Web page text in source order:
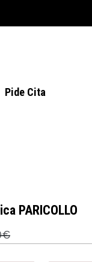
Pide Cita
PARICOLLO